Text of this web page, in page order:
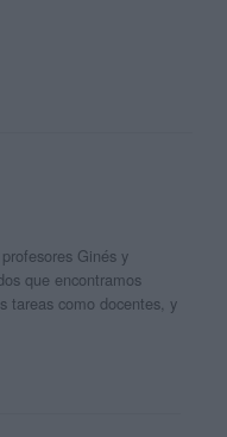
Ginés y
que encontramos
tareas como docentes, y